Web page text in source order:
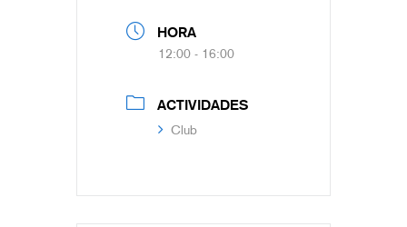
HORA
12:00 - 16:00
ACTIVIDADES
Club